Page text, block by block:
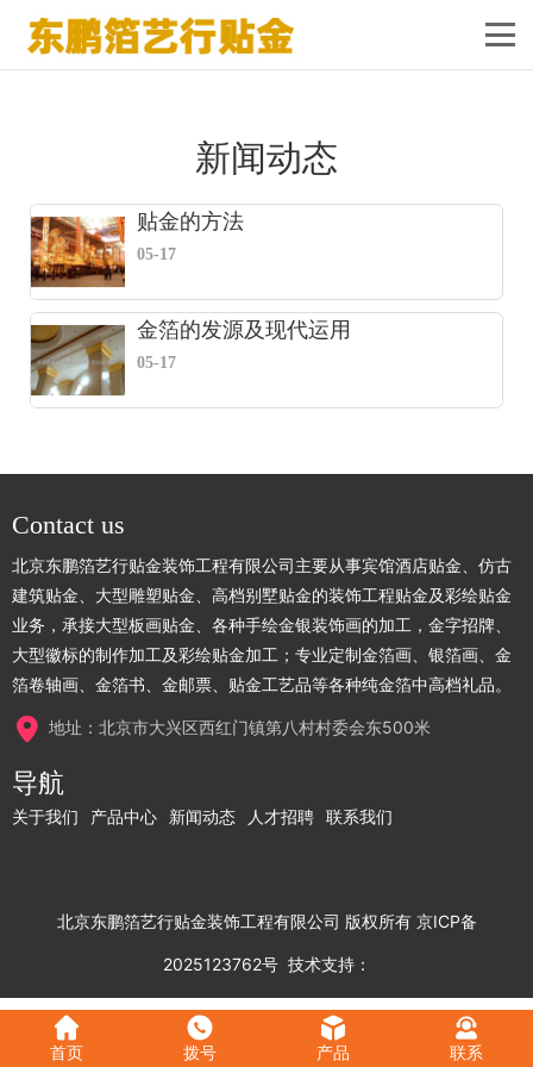
新闻动态
贴金的方法
05-17
金箔的发源及现代运用
05-17
Contact us
北京东鹏箔艺行贴金装饰工程有限公司主要从事宾馆酒店贴金、仿古
建筑贴金、大型雕塑贴金、高档别墅贴金的装饰工程贴金及彩绘贴金
业务，承接大型板画贴金、各种手绘金银装饰画的加工，金字招牌、
大型徽标的制作加工及彩绘贴金加工；专业定制金箔画、银箔画、金
箔卷轴画、金箔书、金邮票、贴金工艺品等各种纯金箔中高档礼品。
地址：北京市大兴区西红门镇第八村村委会东500米
导航
关于我们 产品中心 新闻动态 人才招聘 联系我们
北京东鹏箔艺行贴金装饰工程有限公司 版权所有 京ICP备
2025123762号 技术支持：
首页 拨号 产品 联系